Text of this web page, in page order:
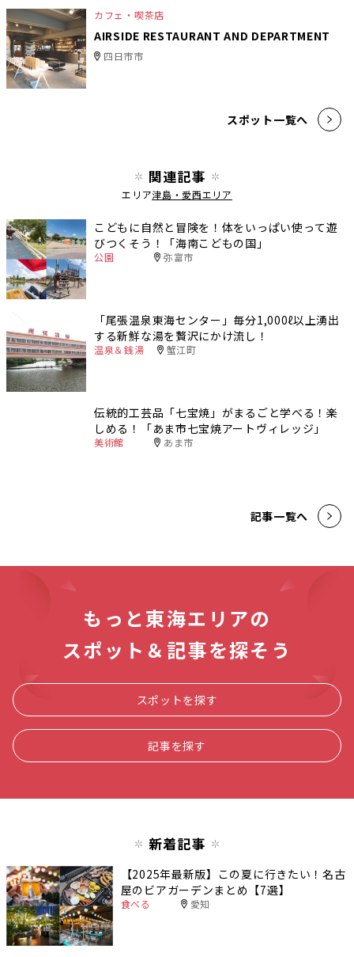
カフェ・喫茶店
AIRSIDE RESTAURANT AND DEPARTMENT
四日市市
スポット一覧へ
関連記事
エリア津島・愛西エリア
こどもに自然と冒険を！体をいっぱい使って遊
びつくそう！「海南こどもの国」
公園 弥富市
「尾張温泉東海センター」毎分1,000ℓ以上湧出
する新鮮な湯を贅沢にかけ流し！
温泉＆銭湯 蟹江町
伝統的工芸品「七宝焼」がまるごと学べる！楽
しめる！「あま市七宝焼アートヴィレッジ」
美術館 あま市
記事一覧へ
もっと東海エリアの
スポット＆記事を探そう
スポットを探す
記事を探す
新着記事
【2025年最新版】この夏に行きたい！名古
屋のビアガーデンまとめ【7選】
食べる 愛知